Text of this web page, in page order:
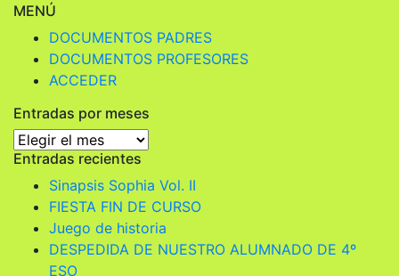
MENÚ
DOCUMENTOS PADRES
DOCUMENTOS PROFESORES
ACCEDER
Entradas por meses
Entradas
por
meses
Entradas recientes
Sinapsis Sophia Vol. II
FIESTA FIN DE CURSO
Juego de historia
DESPEDIDA DE NUESTRO ALUMNADO DE 4º
ESO